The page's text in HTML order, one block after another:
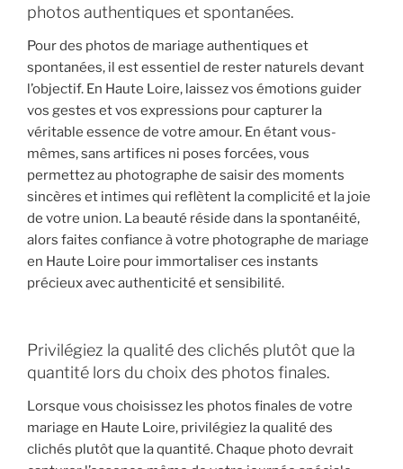
photos authentiques et spontanées.
Pour des photos de mariage authentiques et
spontanées, il est essentiel de rester naturels devant
l’objectif. En Haute Loire, laissez vos émotions guider
vos gestes et vos expressions pour capturer la
véritable essence de votre amour. En étant vous-
mêmes, sans artifices ni poses forcées, vous
permettez au photographe de saisir des moments
sincères et intimes qui reflètent la complicité et la joie
de votre union. La beauté réside dans la spontanéité,
alors faites confiance à votre photographe de mariage
en Haute Loire pour immortaliser ces instants
précieux avec authenticité et sensibilité.
Privilégiez la qualité des clichés plutôt que la
quantité lors du choix des photos finales.
Lorsque vous choisissez les photos finales de votre
mariage en Haute Loire, privilégiez la qualité des
clichés plutôt que la quantité. Chaque photo devrait